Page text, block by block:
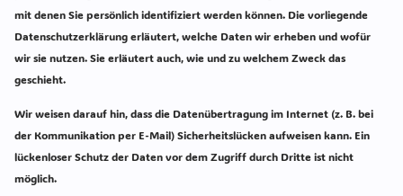
mit denen Sie persönlich identifiziert werden können. Die vorliegende
Datenschutzerklärung erläutert, welche Daten wir erheben und wofür
wir sie nutzen. Sie erläutert auch, wie und zu welchem Zweck das
geschieht.
Wir weisen darauf hin, dass die Datenübertragung im Internet (z. B. bei
der Kommunikation per E-Mail) Sicherheitslücken aufweisen kann. Ein
lückenloser Schutz der Daten vor dem Zugriff durch Dritte ist nicht
möglich.